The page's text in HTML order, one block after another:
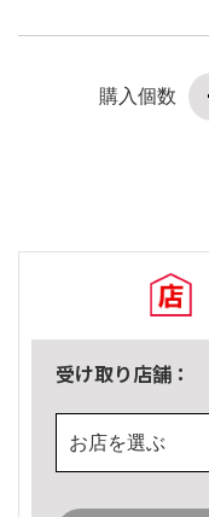
購入個数
受け取り店舗：
お店を選ぶ